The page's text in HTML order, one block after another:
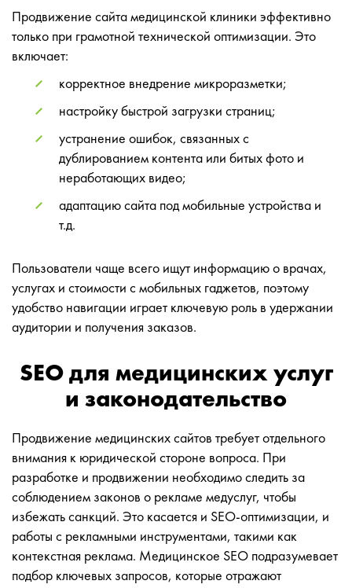
Продвижение сайта медицинской клиники эффективно
только при грамотной технической оптимизации. Это
включает:
корректное внедрение микроразметки;
настройку быстрой загрузки страниц;
устранение ошибок, связанных с
дублированием контента или битых фото и
неработающих видео;
адаптацию сайта под мобильные устройства и
т.д.
Пользователи чаще всего ищут информацию о врачах,
услугах и стоимости с мобильных гаджетов, поэтому
удобство навигации играет ключевую роль в удержании
аудитории и получения заказов.
SEO для медицинских услуг
и законодательство
Продвижение медицинских сайтов требует отдельного
внимания к юридической стороне вопроса. При
разработке и продвижении необходимо следить за
соблюдением законов о рекламе медуслуг, чтобы
избежать санкций. Это касается и SEO-оптимизации, и
работы с рекламными инструментами, такими как
контекстная реклама. Медицинское SEO подразумевает
подбор ключевых запросов, которые отражают